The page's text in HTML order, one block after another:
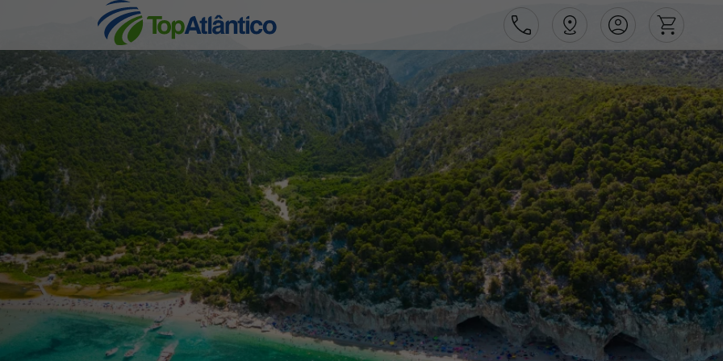
Área de Cliente
Agências
Contactos
Apoio ao cliente em Portugal
218 925 471